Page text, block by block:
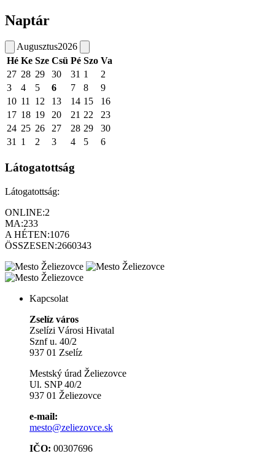
Naptár
Augusztus2026
Hé Ke Sze Csü Pé Szo Va
27 28 29 30 31 1
2
3
4 5 6 7 8
9
10 11 12 13 14 15
16
17 18 19 20 21 22
23
24 25 26 27 28 29
30
31 1 2 3 4 5 6
Látogatottság
Látogatottság:
ONLINE:2
MA:233
A HÉTEN:1076
ÖSSZESEN:2660343
Kapcsolat
Zselíz város
Zselízi Városi Hivatal
Sznf u. 40/2
937 01 Zselíz
Mestský úrad Želiezovce
Ul. SNP 40/2
937 01 Želiezovce
e-mail:
mesto@zeliezovce.sk
IČO: 00307696